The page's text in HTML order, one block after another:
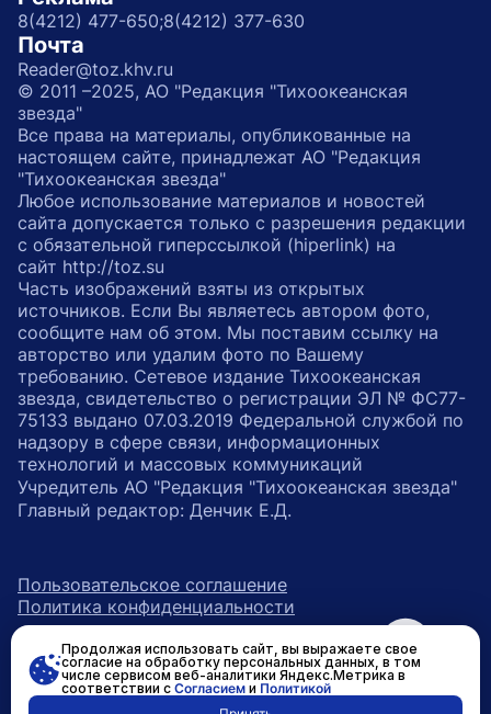
8(4212) 477-650;8(4212) 377-630
Почта
Reader@toz.khv.ru
© 2011 –2025, АО "Редакция "Тихоокеанская
звезда"
Все права на материалы, опубликованные на
настоящем сайте, принадлежат АО "Редакция
"Тихоокеанская звезда"
Любое использование материалов и новостей
сайта допускается только с разрешения редакции
с обязательной гиперссылкой (hiperlink) на
сайт http://toz.su
Часть изображений взяты из открытых
источников. Если Вы являетесь автором фото,
сообщите нам об этом. Мы поставим ссылку на
авторство или удалим фото по Вашему
требованию. Сетевое издание Тихоокеанская
звезда, свидетельство о регистрации ЭЛ № ФС77-
75133 выдано 07.03.2019 Федеральной службой по
надзору в сфере связи, информационных
технологий и массовых коммуникаций
Учредитель АО "Редакция "Тихоокеанская звезда"
Главный редактор: Денчик Е.Д.
Пользовательское соглашение
Политика конфиденциальности
ссылка на главную
возрастное ограничение 16+
ссылка на страницу в Вконтакте
ссылка на страницу в
ссылка на канал в
Продолжая использовать сайт, вы выражаете свое
согласие на обработку персональных данных, в том
числе сервисом веб-аналитики Яндекс.Метрика в
соответствии с Согласиеми Политикой